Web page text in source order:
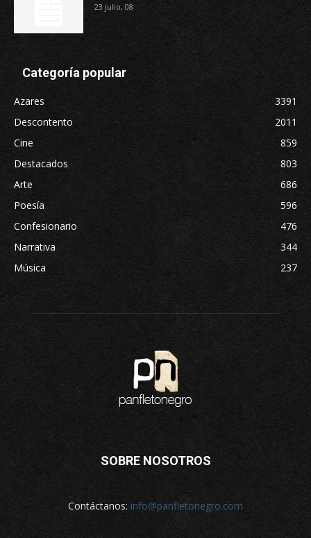
23 julio, 08
Categoría popular
Azares
3391
Descontento
2011
Cine
859
Destacados
803
Arte
686
Poesía
596
Confesionario
476
Narrativa
344
Música
237
SOBRE NOSOTROS
Contáctanos: info@panfletonegro.com